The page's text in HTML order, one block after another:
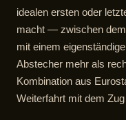
idealen ersten oder
macht — zwischen dem
mit einem
Abstecher mehr als
Kombination aus
Weiterfahrt mit dem Zug